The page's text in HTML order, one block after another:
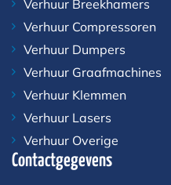
Verhuur Breekhamers
Verhuur Compressoren
Verhuur Dumpers
Verhuur Graafmachines
Verhuur Klemmen
Verhuur Lasers
Verhuur Overige
Contactgegevens